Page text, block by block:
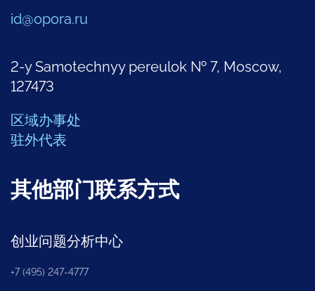
id@opora.ru
2-y Samotechnyy pereulok № 7, Moscow,
127473
区域办事处
驻外代表
其他部门联系方式
创业问题分析中心
+7 (495) 247-4777